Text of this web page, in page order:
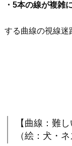
・5本の線が複雑
する曲線の視線迷
【曲線：難
（絵：犬・